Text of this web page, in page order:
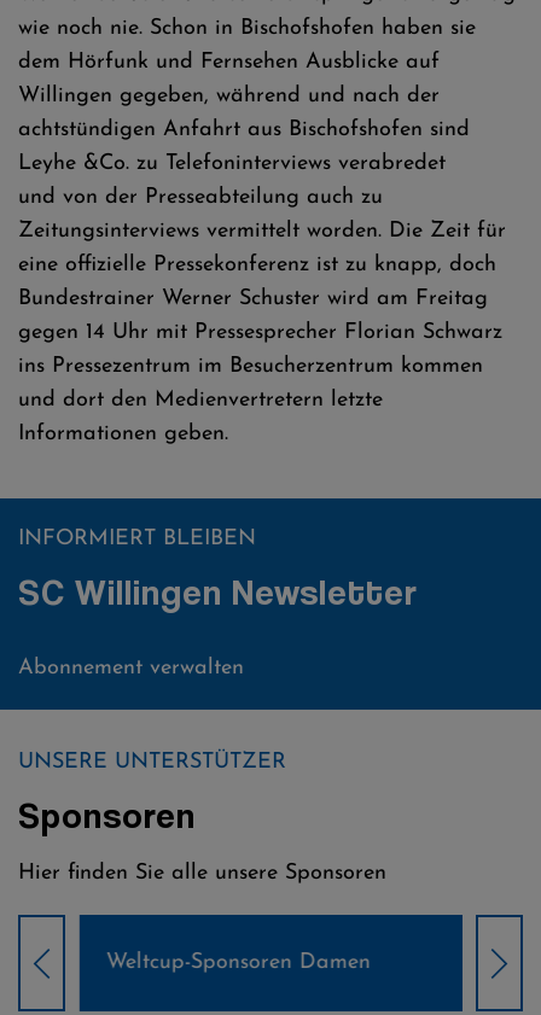
wie noch nie. Schon in Bischofshofen haben sie
dem Hörfunk und Fernsehen Ausblicke auf
Willingen gegeben, während und nach der
achtstündigen Anfahrt aus Bischofshofen sind
Leyhe &Co. zu Telefoninterviews verabredet
und von der Presseabteilung auch zu
Zeitungsinterviews vermittelt worden. Die Zeit für
eine offizielle Pressekonferenz ist zu knapp, doch
Bundestrainer Werner Schuster wird am Freitag
gegen 14 Uhr mit Pressesprecher Florian Schwarz
ins Pressezentrum im Besucherzentrum kommen
und dort den Medienvertretern letzte
Informationen geben.
INFORMIERT BLEIBEN
SC Willingen Newsletter
Abonnement verwalten
UNSERE UNTERSTÜTZER
Sponsoren
Hier finden Sie alle unsere Sponsoren
Weltcup-Sponsoren Damen